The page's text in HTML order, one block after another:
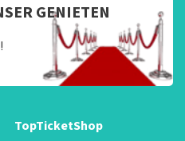
GENIETEN
TopTicketShop